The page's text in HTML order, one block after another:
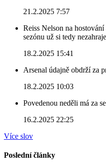
21.2.2025 7:57
Reiss Nelson na
sezónu už si tedy
18.2.2025 15:41
Arsenal údajně obdrží za
18.2.2025 10:03
Povedenou neděli má za
16.2.2025 22:25
Více slov
Poslední články